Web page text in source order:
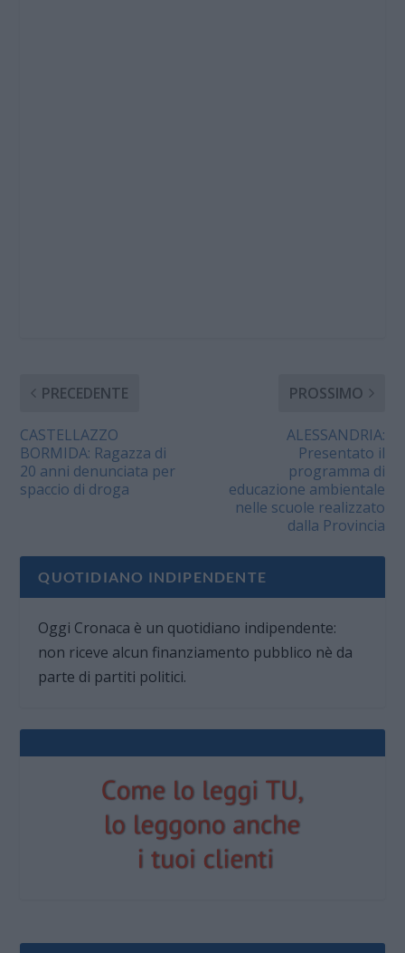
PRECEDENTE
CASTELLAZZO
BORMIDA: Ragazza di
20 anni denunciata per
spaccio di droga
PROSSIMO
ALESSANDRIA:
Presentato il
programma di
educazione ambientale
nelle scuole realizzato
dalla Provincia
QUOTIDIANO INDIPENDENTE
Oggi Cronaca è un quotidiano indipendente:
non riceve alcun finanziamento pubblico nè da
parte di partiti politici.